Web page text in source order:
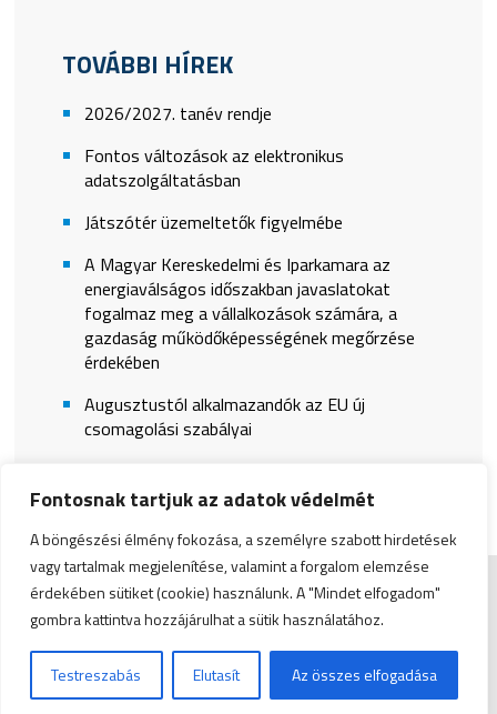
Fontosnak tartjuk az adatok védelmét
A böngészési élmény fokozása, a személyre szabott hirdetések
vagy tartalmak megjelenítése, valamint a forgalom elemzése
érdekében sütiket (cookie) használunk. A "Mindet elfogadom"
gombra kattintva hozzájárulhat a sütik használatához.
Testreszabás Elutasít Az összes elfogadása
TOVÁBBI HÍREK
2026/2027. tanév rendje
Fontos változások az elektronikus
adatszolgáltatásban
Játszótér üzemeltetők figyelmébe
A Magyar Kereskedelmi és Iparkamara az
energiaválságos időszakban javaslatokat
fogalmaz meg a vállalkozások számára, a
gazdaság működőképességének megőrzése
érdekében
Augusztustól alkalmazandók az EU új
csomagolási szabályai
Impresszum|Admin
© Copyright 2026 Zala Vármegyei Kereskedelmi és
Iparkamara | All Rights Reserved. | Designed byASSEMBLY